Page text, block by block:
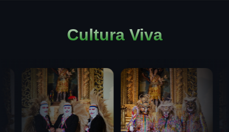
Cultura Viva